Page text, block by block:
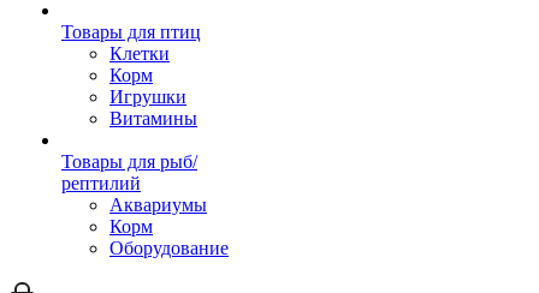
Товары для птиц
Клетки
Корм
Игрушки
Витамины
Товары для рыб/
рептилий
Аквариумы
Корм
Оборудование